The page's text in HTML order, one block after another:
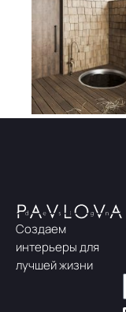
Создаем
интерьеры для
лучшей жизни